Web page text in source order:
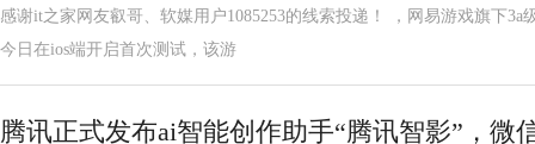
感谢it之家网友叡哥、软媒用户1085253的线索投递！ ，网易游戏旗下3a
今日在ios端开启首次测试，该游
腾讯正式发布ai智能创作助手“腾讯智影”，微